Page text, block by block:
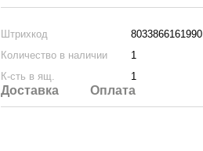
Штрихкод
8033866161990
Количество в наличии
1
К-сть в ящ.
1
Доставка Оплата